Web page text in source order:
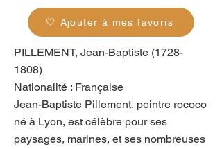
🤍 Ajouter à mes favoris
PILLEMENT, Jean-Baptiste (1728-
1808)
Nationalité : Française
Jean-Baptiste Pillement, peintre rococo
né à Lyon, est célèbre pour ses
paysages, marines, et ses nombreuses